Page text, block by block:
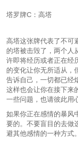
塔罗牌C：高塔
高塔这张牌代表了不可
的塔被击毁了，两个人
许即将经历或者正在经
的变化让你无所适从，
告诉自己，一切都已经
这样也会让你在接下来
一些问题，也请彼此用
如果你正在感情的暴风
要的。不要盲目的去做
避其他感情的一种方式。